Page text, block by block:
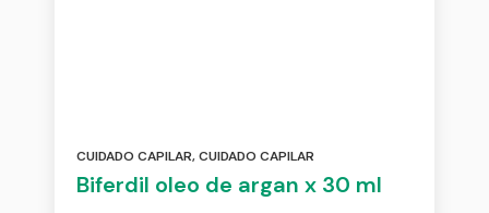
CUIDADO CAPILAR,CUIDADO CAPILAR
Biferdil oleo de argan x 30 ml